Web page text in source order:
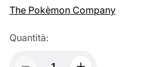
The Pokèmon Company
Quantità: